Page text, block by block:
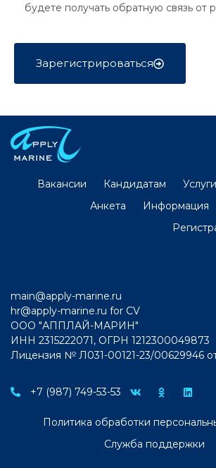
будете получать обратную связь от
Зарегистрироваться
Вакансии Кандидатам
Анкета
Информация
main@apply-marine.ru
hr@apply-marine.ru for CV
ООО "АППЛАЙ-МАРИН"
ИНН 2315222071, ОГРН 1212300049873
Лицензия № Л031-00121-23/00629946 от
+7 (987) 749-53-53
Политика обработки
Служба поддержки